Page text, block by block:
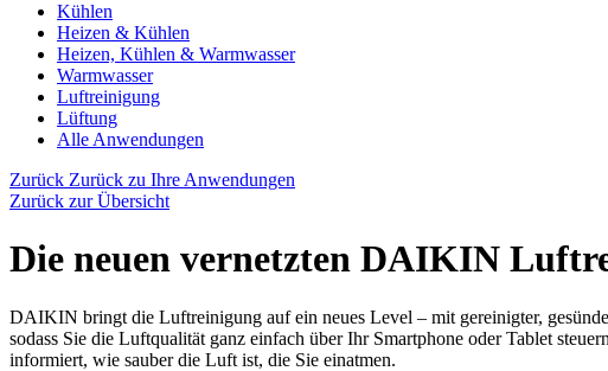
Kühlen
Heizen & Kühlen
Heizen, Kühlen & Warmwasser
Warmwasser
Luftreinigung
Lüftung
Alle Anwendungen
Zurück Zurück zu Ihre Anwendungen
Zurück zur Übersicht
Die neuen vernetzten DAIKIN
DAIKIN bringt die Luftreinigung auf ein neues Level – mit gereinigter,
sodass Sie die Luftqualität ganz einfach über Ihr Smartphone oder Tablet
informiert, wie sauber die Luft ist, die Sie einatmen.